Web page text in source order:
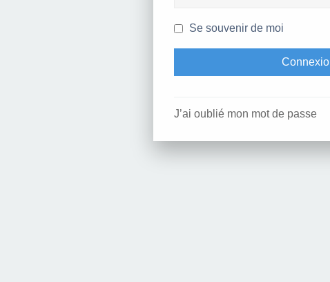
Se souvenir de moi
J’ai oublié mon mot de passe